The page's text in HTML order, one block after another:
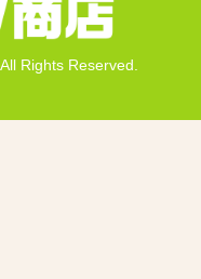
Rights Reserved.